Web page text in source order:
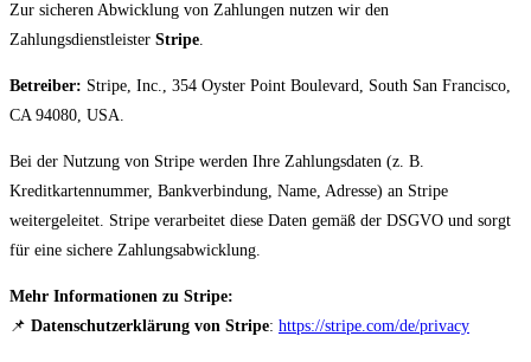
Zur sicheren Abwicklung von Zahlungen nutzen wir den
Zahlungsdienstleister Stripe.
Betreiber: Stripe, Inc., 354 Oyster Point Boulevard, South San Francisco,
CA 94080, USA.
Bei der Nutzung von Stripe werden Ihre Zahlungsdaten (z. B.
Kreditkartennummer, Bankverbindung, Name, Adresse) an Stripe
weitergeleitet. Stripe verarbeitet diese Daten gemäß der DSGVO und sorgt
für eine sichere Zahlungsabwicklung.
Mehr Informationen zu Stripe:
📌 Datenschutzerklärung von Stripe: https://stripe.com/de/privacy